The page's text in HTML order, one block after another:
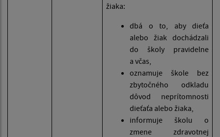
žiaka:
dbá o to, aby dieťa
alebo žiak dochádzali
do školy pravidelne
a včas,
oznamuje škole bez
zbytočného odkladu
dôvod neprítomnosti
dieťaťa alebo žiaka,
informuje školu o
zmene zdravotnej